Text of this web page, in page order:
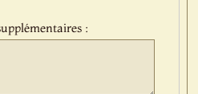
: